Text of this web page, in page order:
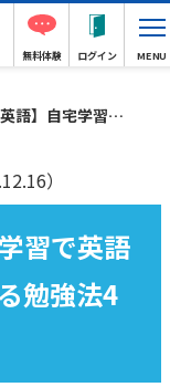
無料体験 ログイン MENU
を得意に！今日からできる勉強法4選
）
習で英語
勉強法4